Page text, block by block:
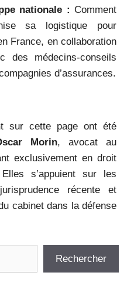
nationale : Comment
sa logistique pour
France, en collaboration
des médecins-conseils
d’assurances.
sur cette page ont été
Morin, avocat au
exclusivement en droit
s’appuient sur les
récente et
cabinet dans la défense
Rechercher